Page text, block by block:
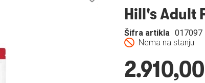
želja
Hill's Adult
Nema na stanju
Šifra artikla 017097